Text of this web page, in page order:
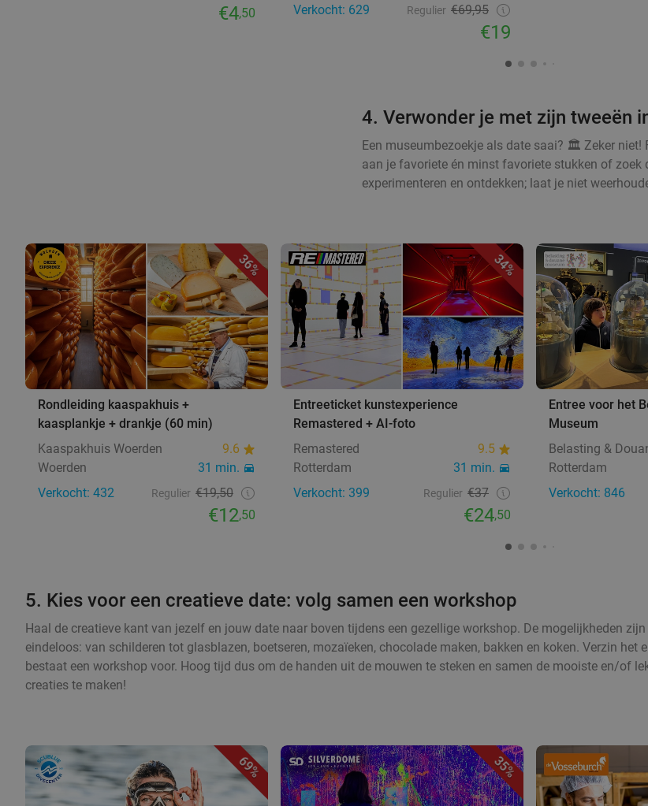
€4,50
Verkocht: 629
Regulier €69,95
€19
4. Verwonder je met zijn tweeën
Een museumbezoekje als date saai? 🏛️ Zeker
aan je favoriete én minst favoriete stukken of
experimenteren en ontdekken; laat je niet
36%
Rondleiding kaaspakhuis +
kaasplankje + drankje (60 min)
Kaaspakhuis Woerden
9.6
Woerden
31 min.
Verkocht: 432
Regulier €19,50
€12,50
34%
Entreeticket kunstexperience
Remastered + AI-foto
Remastered
9.5
Rotterdam
31 min.
Verkocht: 399
Regulier €37
€24,50
Entree voor het
Museum
Belasting &
Rotterdam
Verkocht: 846
5. Kies voor een creatieve date: volg samen een workshop
Haal de creatieve kant van jezelf en jouw date naar boven tijdens een gezellige workshop. De mogelijkheden zijn
eindeloos: van schilderen tot glasblazen, boetseren, mozaïeken, chocolade maken, bakken en koken. Verzin het
bestaat een workshop voor. Hoog tijd dus om de handen uit de mouwen te steken en samen de mooiste en/of
creaties te maken!
69% 35%